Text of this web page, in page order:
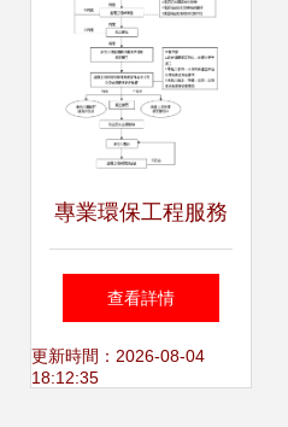
專業環保工程服務
流程 成都市成寶玉
環保工程有限責任
查看詳情
更新時間：2026-08-04
18:12:35